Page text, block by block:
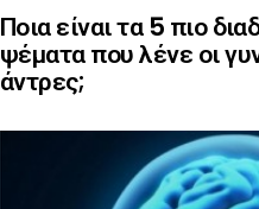
Ποια είναι τα 5 πιο
ψέματα που λένε οι
άντρες;